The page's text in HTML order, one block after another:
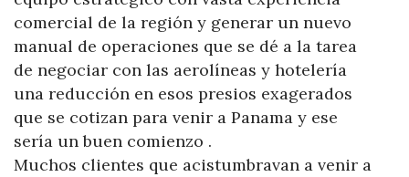
comercial de la región y generar un nuevo
manual de operaciones que se dé a la tarea
de negociar con las aerolíneas y hotelería
una reducción en esos presios exagerados
que se cotizan para venir a Panama y ese
sería un buen comienzo .
Muchos clientes que acistumbravan a venir a